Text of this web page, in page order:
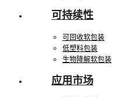
可持续性
可回收软包装
低塑料包装
生物降解软包装
应用市场